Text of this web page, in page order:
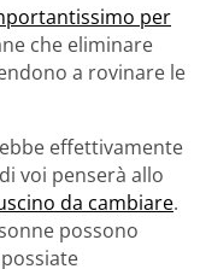
per
che eliminare
a rovinare le
effettivamente
voi penserà allo
da cambiare.
possono